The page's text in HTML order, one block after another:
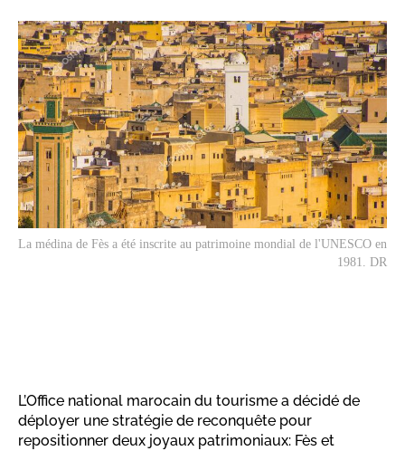
La médina de Fès a été inscrite au patrimoine mondial de l'UNESCO en
1981. DR
L’Office national marocain du tourisme a décidé de
déployer une stratégie de reconquête pour
repositionner deux joyaux patrimoniaux: Fès et